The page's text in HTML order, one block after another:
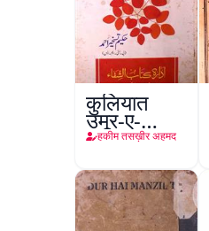
कुलियात
उमूर-ए-
तबीइया
हकीम तसख़ीर अहमद